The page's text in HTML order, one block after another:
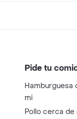
Pide tu
Hamburguesa
mi
Pollo cerca de